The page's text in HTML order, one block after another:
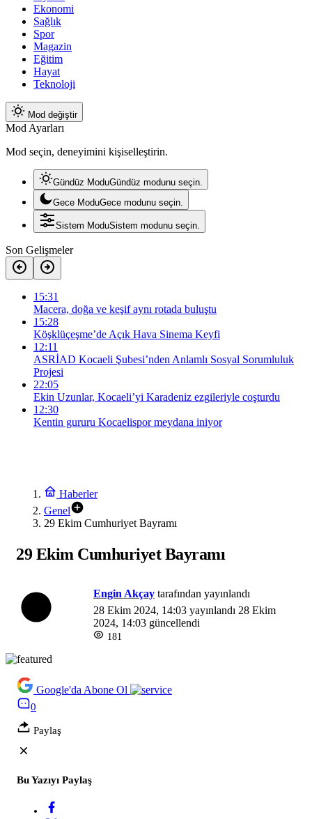
Ekonomi
Sağlık
Spor
Magazin
Eğitim
Hayat
Teknoloji
Mod değiştir
Mod Ayarları
Mod seçin, deneyimini kişiselleştirin.
Gündüz ModuGündüz modunu seçin.
Gece ModuGece modunu seçin.
Sistem ModuSistem modunu seçin.
Son Gelişmeler
15:31
Macera, doğa ve keşif aynı rotada buluştu
15:28
Köşklüçeşme’de Açık Hava Sinema Keyfi
12:11
ASRİAD Kocaeli Şubesi’nden Anlamlı Sosyal Sorumluluk
Projesi
22:05
Ekin Uzunlar, Kocaeli’yi Karadeniz ezgileriyle coşturdu
12:30
Kentin gururu Kocaelispor meydana iniyor
Haberler
Genel
29 Ekim Cumhuriyet Bayramı
29 Ekim Cumhuriyet Bayramı
Engin Akçay tarafından yayınlandı
28 Ekim 2024, 14:03 yayınlandı 28 Ekim
2024, 14:03 güncellendi
181
Google'da Abone Ol
0
Paylaş
Bu Yazıyı Paylaş